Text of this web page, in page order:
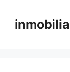
content